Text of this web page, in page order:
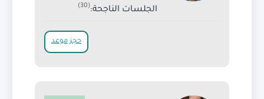
الجلسات الناجحة:(30)
حجز موعد